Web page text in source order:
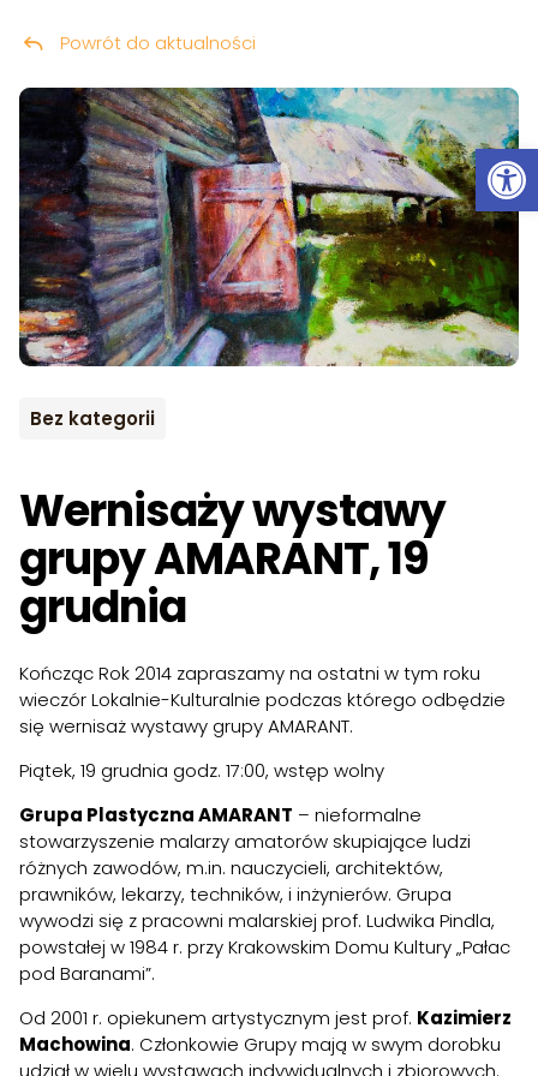
Przeskocz do treści
Bez kategorii
Wernisaży wystawy
grupy AMARANT, 19
grudnia
Powrót do aktualności
Kończąc Rok 2014 zapraszamy na ostatni w tym roku
wieczór Lokalnie-Kulturalnie podczas którego odbędzie
się wernisaż wystawy grupy AMARANT.
Piątek, 19 grudnia godz. 17:00, wstęp wolny
Grupa Plastyczna AMARANT – nieformalne
stowarzyszenie malarzy amatorów skupiające ludzi
różnych zawodów, m.in. nauczycieli, architektów,
prawników, lekarzy, techników, i inżynierów. Grupa
wywodzi się z pracowni malarskiej prof. Ludwika Pindla,
powstałej w 1984 r. przy Krakowskim Domu Kultury „Pałac
pod Baranami”.
Od 2001 r. opiekunem artystycznym jest prof. Kazimierz
Machowina. Członkowie Grupy mają w swym dorobku
udział w wielu wystawach indywidualnych i zbiorowych.